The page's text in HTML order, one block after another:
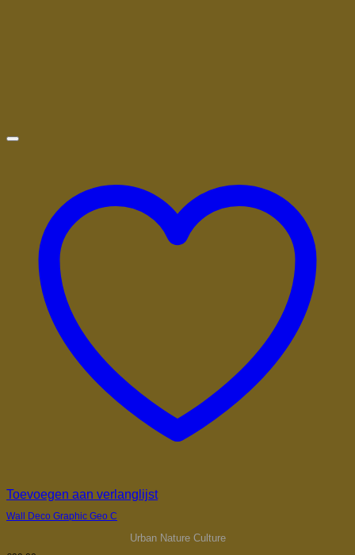
Toevoegen aan verlanglijst
Wall Deco Graphic Geo C
Urban Nature Culture